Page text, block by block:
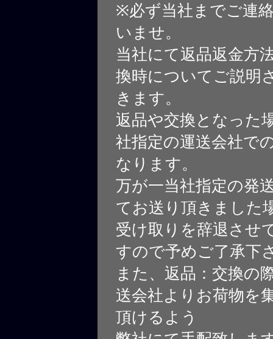
※必ず当社までご連
いませ。
当社にて返品返金方
換時についてご説明
きます。
返品や交換となった
社指定の運送会社で
なります。
万が一当社指定の発
てお送り頂きました
受け取りを辞退させ
すので予めご了承下
また、返品：交換の
送会社よりお荷物を
頂けるよう